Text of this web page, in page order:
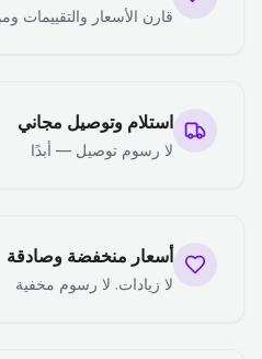
قارن الأسعار والتقييمات
استلام وتوصيل مجاني
لا رسوم توصيل — أبدًا
أسعار منخفضة وصادقة
لا زيادات. لا رسوم مخفية